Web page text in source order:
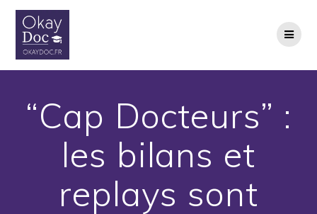
“Cap Docteurs” :
les bilans et
replays sont